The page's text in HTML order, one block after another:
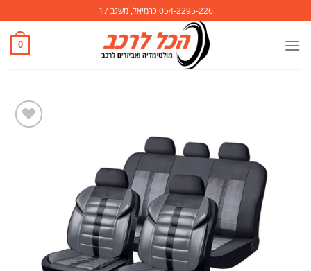
054-2295-226 כרמיאל, משגב 17
0